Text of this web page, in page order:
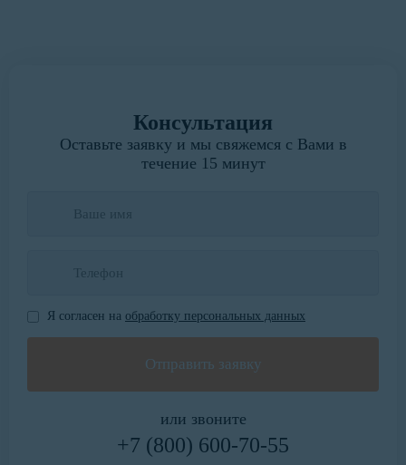
Консультация
Оставьте заявку и мы свяжемся с Вами в
течение 15 минут
Я согласен на обработку персональных данных
или звоните
+7 (800) 600-70-55